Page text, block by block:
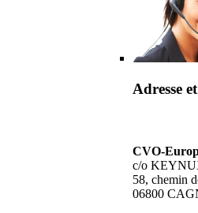
Adresse
CVO-
c/o
58, chemin
06800